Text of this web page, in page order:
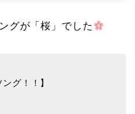
グが「桜」でした
グ！！】